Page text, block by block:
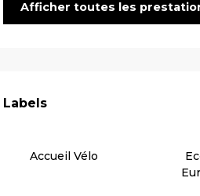
Afficher toutes les
Offres de
Labels
Labels
Accueil Vélo